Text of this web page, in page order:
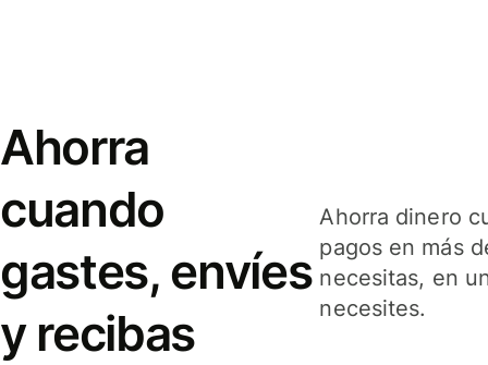
Ahorra
cuando
gastes, envíes
y recibas
Ahorra dinero
pagos en más
necesitas, en
necesites.